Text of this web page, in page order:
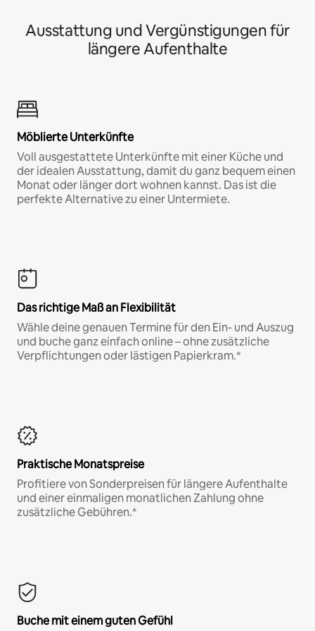
Ausstattung und Vergünstigungen für
längere Aufenthalte
Möblierte Unterkünfte
Voll ausgestattete Unterkünfte mit einer Küche und
der idealen Ausstattung, damit du ganz bequem einen
Monat oder länger dort wohnen kannst. Das ist die
perfekte Alternative zu einer Untermiete.
Das richtige Maß an Flexibilität
Wähle deine genauen Termine für den Ein- und Auszug
und buche ganz einfach online – ohne zusätzliche
Verpflichtungen oder lästigen Papierkram.*
Praktische Monatspreise
Profitiere von Sonderpreisen für längere Aufenthalte
und einer einmaligen monatlichen Zahlung ohne
zusätzliche Gebühren.*
Buche mit einem guten Gefühl